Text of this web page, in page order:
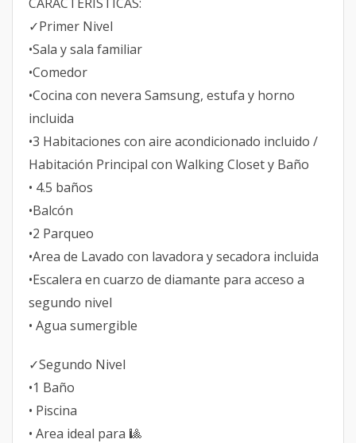
✓Primer Nivel
•Sala y sala familiar
•Comedor
•Cocina con nevera Samsung, estufa y horno
incluida
•3 Habitaciones con aire acondicionado incluido /
Habitación Principal con Walking Closet y Baño
• 4.5 baños
•Balcón
•2 Parqueo
•Area de Lavado con lavadora y secadora incluida
•Escalera en cuarzo de diamante para acceso a
segundo nivel
• Agua sumergible
✓Segundo Nivel
•1 Baño
• Piscina
• Area ideal para 🎱